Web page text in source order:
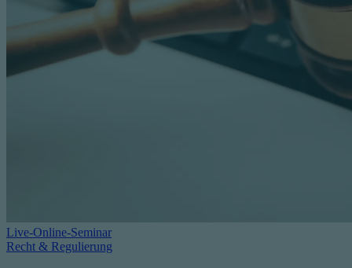
Live-Online-Seminar
Recht & Regulierung